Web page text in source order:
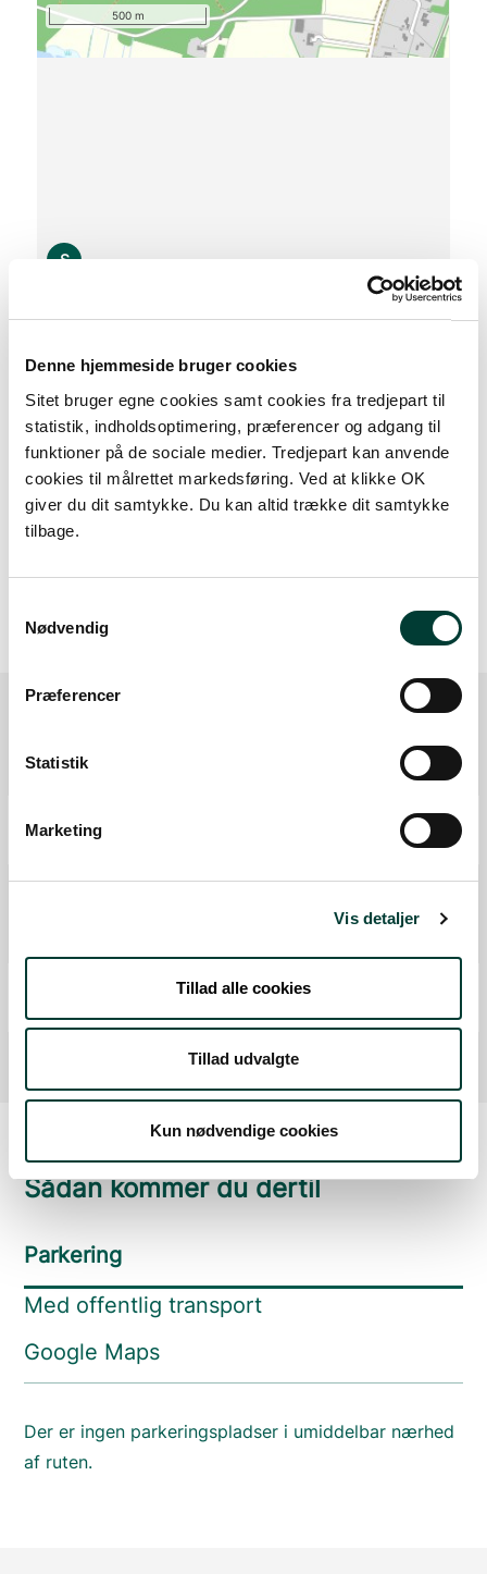
Denne hjemmeside bruger cookies
Sitet bruger egne cookies samt cookies fra tredjepart til
statistik, indholdsoptimering, præferencer og adgang til
funktioner på de sociale medier. Tredjepart kan anvende
cookies til målrettet markedsføring. Ved at klikke OK
giver du dit samtykke. Du kan altid trække dit samtykke
tilbage.
Nødvendig
Præferencer
Statistik
Marketing
Vis detaljer
Tillad alle cookies
Tillad udvalgte
Kun nødvendige cookies
500 m
S
0 km
Lav stigning (maks. 1 %)
Medium stigning (maks. 5 %)
Høj stigning (maks. 8 %)
Ruten i detaljer
Start
Bålhytte
Sådan kommer du dertil
Parkering
Med offentlig transport
Google Maps
Der er ingen parkeringspladser i umiddelbar nærhed
af ruten.